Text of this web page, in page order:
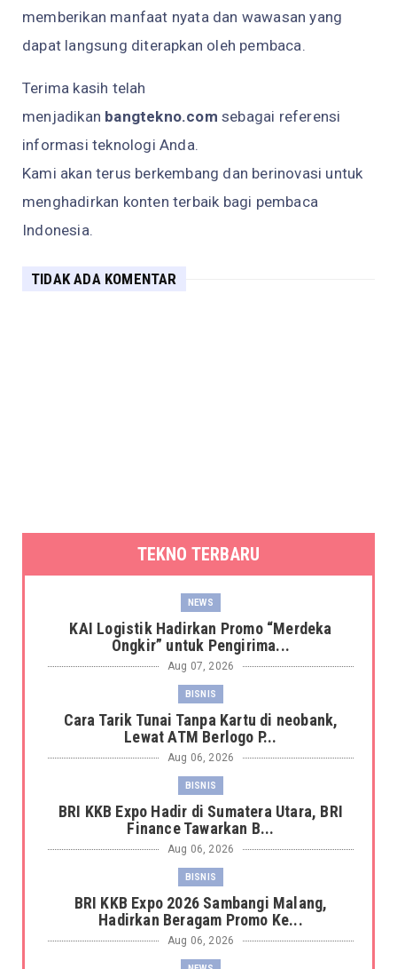
memberikan manfaat nyata dan wawasan yang
dapat langsung diterapkan oleh pembaca.
Terima kasih telah
menjadikan bangtekno.com sebagai referensi
informasi teknologi Anda.
Kami akan terus berkembang dan berinovasi untuk
menghadirkan konten terbaik bagi pembaca
Indonesia.
TIDAK ADA KOMENTAR
TEKNO TERBARU
NEWS
KAI Logistik Hadirkan Promo “Merdeka
Ongkir” untuk Pengirima...
Aug 07, 2026
BISNIS
Cara Tarik Tunai Tanpa Kartu di neobank,
Lewat ATM Berlogo P...
Aug 06, 2026
BISNIS
BRI KKB Expo Hadir di Sumatera Utara, BRI
Finance Tawarkan B...
Aug 06, 2026
BISNIS
BRI KKB Expo 2026 Sambangi Malang,
Hadirkan Beragam Promo Ke...
Aug 06, 2026